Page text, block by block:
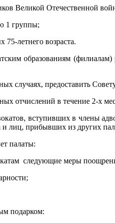
Великой Отечественной
1 группы;
75-летнего возраста.
образованиям
случаях, предоставить
отчислений в течение 2-х
вступивших в члены
лиц, прибывших из других
палаты:
следующие меры
подарком: